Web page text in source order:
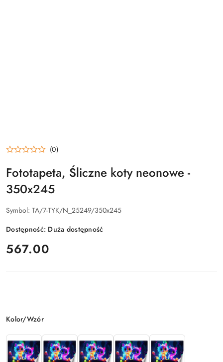
(0)
Fototapeta, Śliczne koty neonowe -
350x245
Symbol: TA/7-TYK/N_25249/350x245
Dostępność: Duża dostępność
cena:
567.00
Wariant
Kolor/Wzór